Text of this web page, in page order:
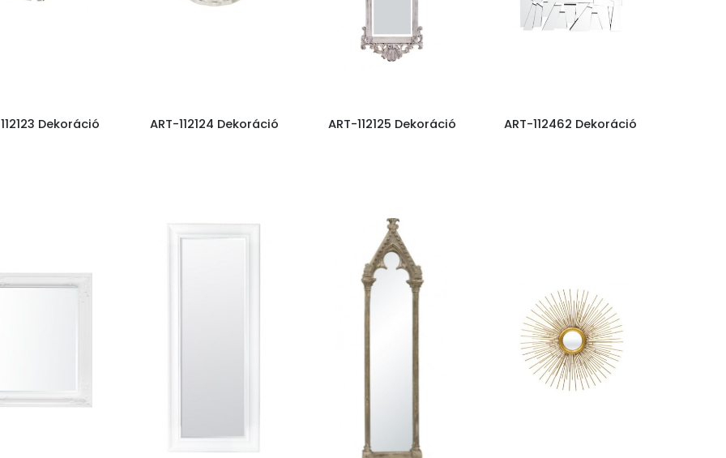
Dekoráció ART-112124 Dekoráció ART-112125 Dekoráció ART-112462 Dekoráció